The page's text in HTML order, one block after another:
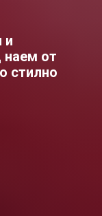
и
наем от
стилно